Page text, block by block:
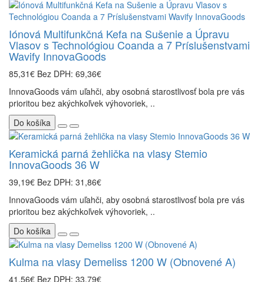
Iónová Multifunkčná Kefa na Sušenie a Úpravu
Vlasov s Technológiou Coanda a 7 Príslušenstvami
Wavify InnovaGoods
85,31€ Bez DPH: 69,36€
InnovaGoods vám uľahči, aby osobná starostlivosť bola pre vás
prioritou bez akýchkoľvek výhovoriek, ..
Do košíka
Keramická parná žehlička na vlasy Stemio
InnovaGoods 36 W
39,19€ Bez DPH: 31,86€
InnovaGoods vám uľahči, aby osobná starostlivosť bola pre vás
prioritou bez akýchkoľvek výhovoriek, ..
Do košíka
Kulma na vlasy Demeliss 1200 W (Obnovené A)
41,56€ Bez DPH: 33,79€